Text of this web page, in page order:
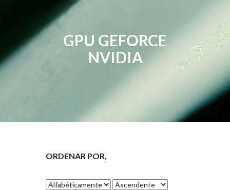
GPU GEFORCE
NVIDIA
ORDENAR POR,